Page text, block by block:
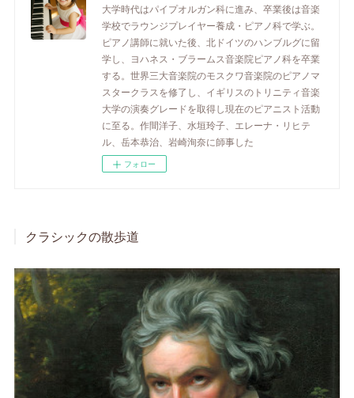
大学時代はパイプオルガン科に進み、卒業後は音楽
学校でラウンジプレイヤー養成・ピアノ科で学ぶ。
ピアノ講師に就いた後、北ドイツのハンブルグに留
学し、ヨハネス・ブラームス音楽院ピアノ科を卒業
する。世界三大音楽院のモスクワ音楽院のピアノマ
スタークラスを修了し、イギリスのトリニティ音楽
大学の演奏グレードを取得し現在のピアニスト活動
に至る。作間洋子、水垣玲子、エレーナ・リヒテ
ル、岳本恭治、岩崎洵奈に師事した
フォロー
クラシックの散歩道